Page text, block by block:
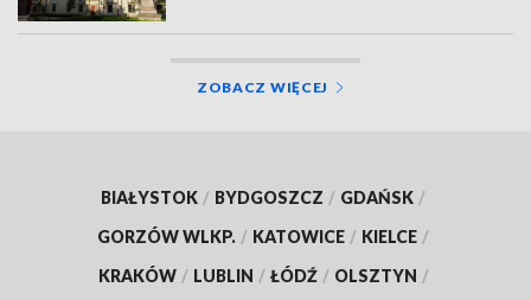
ZOBACZ WIĘCEJ
BIAŁYSTOK / BYDGOSZCZ / GDAŃSK /
GORZÓW WLKP. / KATOWICE / KIELCE /
KRAKÓW / LUBLIN / ŁÓDŹ / OLSZTYN /